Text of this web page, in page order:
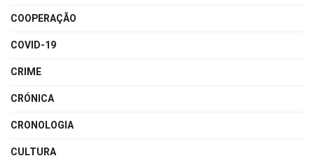
COOPERAÇÃO
COVID-19
CRIME
CRÓNICA
CRONOLOGIA
CULTURA